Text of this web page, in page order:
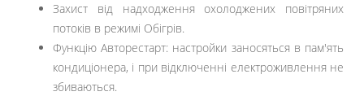
Захист від надходження охолоджених повітряних
потоків в режимі Обігрів.
Функцію Авторестарт: настройки заносяться в пам'ять
кондиціонера, і при відключенні електроживлення не
збиваються.